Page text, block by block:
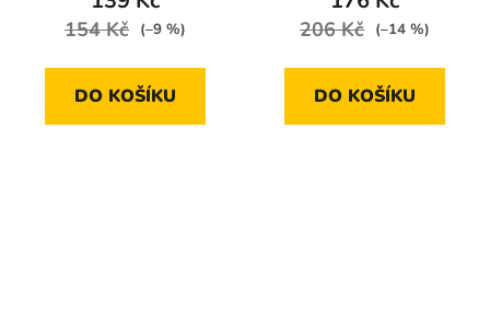
154 Kč (–9 %)
DO KOŠÍKU
206 Kč (–14 %)
DO KOŠÍKU